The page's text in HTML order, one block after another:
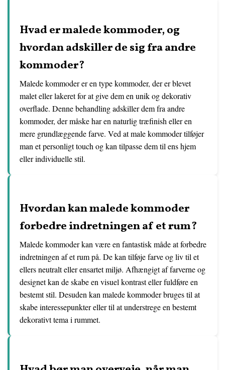
Hvad er malede kommoder, og
hvordan adskiller de sig fra andre
kommoder?
Malede kommoder er en type kommoder, der er blevet
malet eller lakeret for at give dem en unik og dekorativ
overflade. Denne behandling adskiller dem fra andre
kommoder, der måske har en naturlig træfinish eller en
mere grundlæggende farve. Ved at male kommoder tilføjer
man et personligt touch og kan tilpasse dem til ens hjem
eller individuelle stil.
Hvordan kan malede kommoder
forbedre indretningen af et rum?
Malede kommoder kan være en fantastisk måde at forbedre
indretningen af et rum på. De kan tilføje farve og liv til et
ellers neutralt eller ensartet miljø. Afhængigt af farverne og
designet kan de skabe en visuel kontrast eller fuldføre en
bestemt stil. Desuden kan malede kommoder bruges til at
skabe interessepunkter eller til at understrege en bestemt
dekorativt tema i rummet.